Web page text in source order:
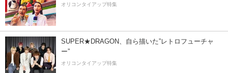
オリコンタイアップ特集
SUPER★DRAGON、自ら描いた”レトロフューチャ
ー”
オリコンタイアップ特集